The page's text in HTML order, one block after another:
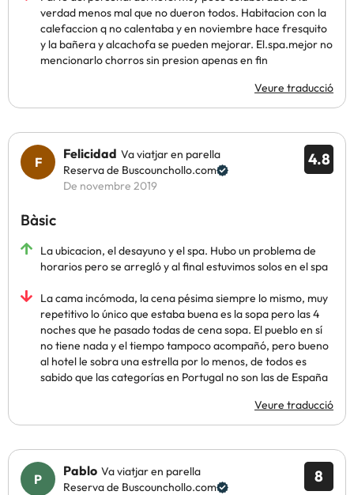
verdad menos mal que no dueron todos. Habitacion con la
calefaccion q no calentaba y en noviembre hace fresquito
y la bañera y alcachofa se pueden mejorar. El.spa.mejor no
mencionarlo chorros sin presion apenas en fin
Veure traducció
4.8
Felicidad Va viatjar en parella
Reserva de Buscounchollo.com
De novembre 2019
Bàsic
La ubicacion, el desayuno y el spa. Hubo un problema de
horarios pero se arregló y al final estuvimos solos en el spa
La cama incómoda, la cena pésima siempre lo mismo, muy
repetitivo lo único que estaba buena es la sopa pero las 4
noches que he pasado todas de cena sopa. El pueblo en sí
no tiene nada y el tiempo tampoco acompañó, pero bueno
al hotel le sobra una estrella por lo menos, de todos es
sabido que las categorías en Portugal no son las de España
Veure traducció
8
Pablo Va viatjar en parella
Reserva de Buscounchollo.com